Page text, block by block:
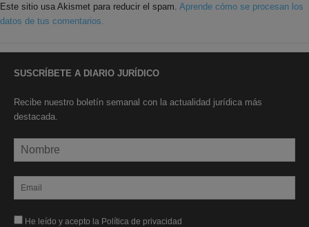
Este sitio usa Akismet para reducir el spam. Aprende cómo se procesan los
datos de tus comentarios.
SUSCRÍBETE A DIARIO JURÍDICO
Recibe nuestro boletín semanal con la actualidad jurídica más
destacada.
He leído y acepto la Política de privacidad